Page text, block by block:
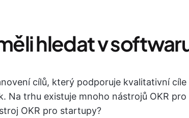
hledat v
cílů, který podporuje kvalitativní
Na trhu existuje mnoho nástrojů OKR
OKR pro startupy?